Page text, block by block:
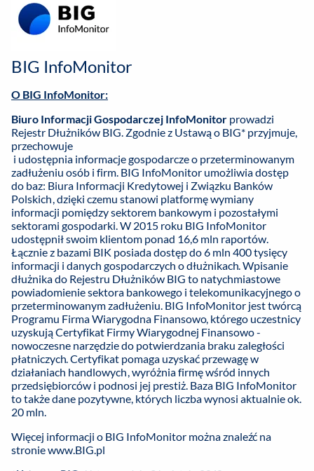
BIG InfoMonitor
O BIG InfoMonitor:
Biuro Informacji Gospodarczej InfoMonitor prowadzi
Rejestr Dłużników BIG. Zgodnie z Ustawą o BIG* przyjmuje,
przechowuje
i udostępnia informacje gospodarcze o przeterminowanym
zadłużeniu osób i firm. BIG InfoMonitor umożliwia dostęp
do baz: Biura Informacji Kredytowej i Związku Banków
Polskich, dzięki czemu stanowi platformę wymiany
informacji pomiędzy sektorem bankowym i pozostałymi
sektorami gospodarki. W 2015 roku BIG InfoMonitor
udostępnił swoim klientom ponad 16,6 mln raportów.
Łącznie z bazami BIK posiada dostęp do 6 mln 400 tysięcy
informacji i danych gospodarczych o dłużnikach. Wpisanie
dłużnika do Rejestru Dłużników BIG to natychmiastowe
powiadomienie sektora bankowego i telekomunikacyjnego o
przeterminowanym zadłużeniu. BIG InfoMonitor jest twórcą
Programu Firma Wiarygodna Finansowo, którego uczestnicy
uzyskują Certyfikat Firmy Wiarygodnej Finansowo -
nowoczesne narzędzie do potwierdzania braku zaległości
płatniczych. Certyfikat pomaga uzyskać przewagę w
działaniach handlowych, wyróżnia firmę wśród innych
przedsiębiorców i podnosi jej prestiż. Baza BIG InfoMonitor
to także dane pozytywne, których liczba wynosi aktualnie ok.
20 mln.
Więcej informacji o BIG InfoMonitor można znaleźć na
stroniewww.BIG.pl